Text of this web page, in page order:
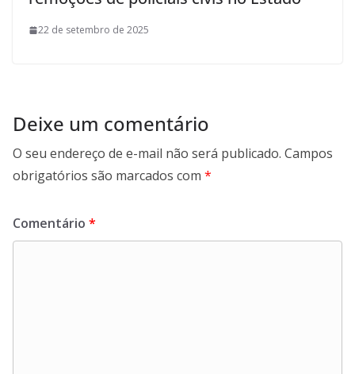
22 de setembro de 2025
Deixe um comentário
O seu endereço de e-mail não será publicado. Campos
obrigatórios são marcados com *
Comentário *